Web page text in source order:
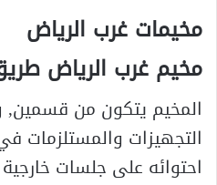
مخيمات غرب الرياض
مخيم غرب الرياض
المخيم يتكون من
التجهيزات والمستلزمات
احتوائه على جلسات